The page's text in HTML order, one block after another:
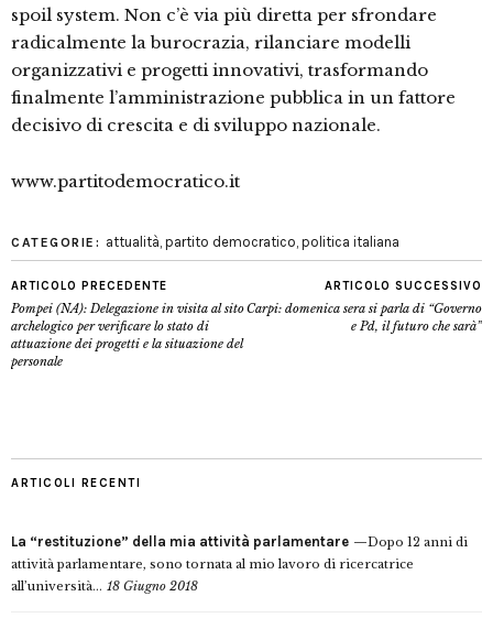
spoil system. Non c’è via più diretta per sfrondare
radicalmente la burocrazia, rilanciare modelli
organizzativi e progetti innovativi, trasformando
finalmente l’amministrazione pubblica in un fattore
decisivo di crescita e di sviluppo nazionale.
www.partitodemocratico.it
CATEGORIE: attualità, partito democratico, politica italiana
ARTICOLO PRECEDENTE
Pompei (NA): Delegazione in visita al sito
archelogico per verificare lo stato di
attuazione dei progetti e la situazione del
personale
ARTICOLO SUCCESSIVO
Carpi: domenica sera si parla di “Governo
e Pd, il futuro che sarà”
ARTICOLI RECENTI
La “restituzione” della mia attività parlamentare
Dopo 12 anni di
attività parlamentare, sono tornata al mio lavoro di ricercatrice
all’università... 18 Giugno 2018